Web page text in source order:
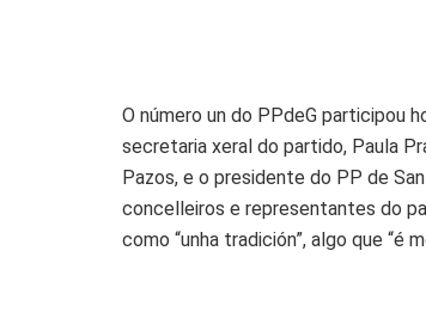
O número un do PPdeG participou
secretaria xeral do partido, Paula
Pazos, e o presidente do PP de
concelleiros e representantes do
como “unha tradición”, algo que “é